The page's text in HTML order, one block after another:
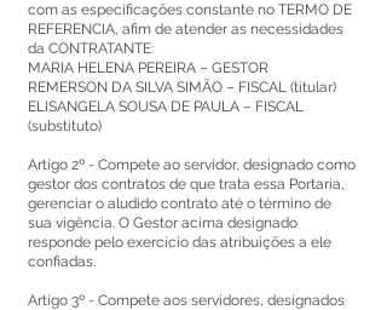
com as especificações constante no TERMO DE
REFERENCIA, afim de atender as necessidades
da CONTRATANTE:
MARIA HELENA PEREIRA – GESTOR
REMERSON DA SILVA SIMÃO – FISCAL (titular)
ELISANGELA SOUSA DE PAULA – FISCAL
(substituto)
Artigo 2º - Compete ao servidor, designado como
gestor dos contratos de que trata essa Portaria,
gerenciar o aludido contrato até o término de
sua vigência. O Gestor acima designado
responde pelo exercício das atribuições a ele
confiadas.
Artigo 3º - Compete aos servidores, designados